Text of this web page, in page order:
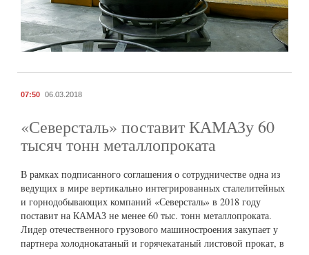
07:50 06.03.2018
«Северсталь» поставит КАМАЗу 60
тысяч тонн металлопроката
В рамках подписанного соглашения о сотрудничестве одна из
ведущих в мире вертикально интегрированных сталелитейных
и горнодобывающих компаний «Северсталь» в 2018 году
поставит на КАМАЗ не менее 60 тыс. тонн металлопроката.
Лидер отечественного грузового машиностроения закупает у
партнера холоднокатаный и горячекатаный листовой прокат, в